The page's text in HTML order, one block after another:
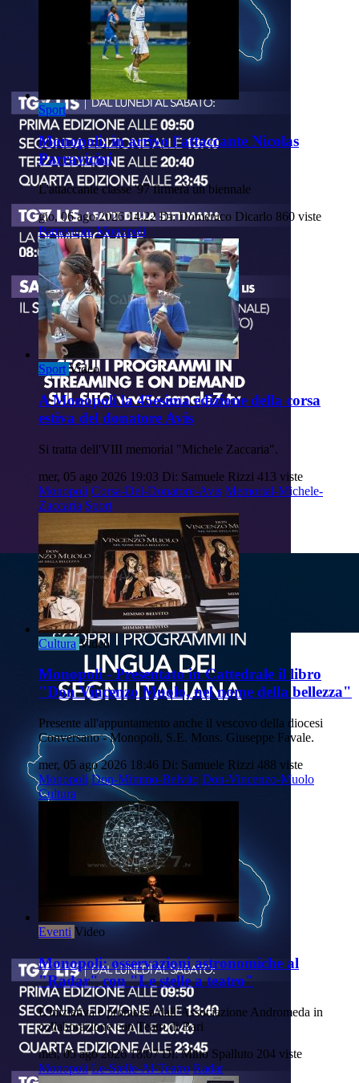
Sport
Monopoli: in arrivo l'attaccante Nicolas
Parravicini
L'attaccante classe '97 firmerà un biennale
gio, 06 ago 2026 14:22 Di: Domenico Dicarlo 860 viste
Parravicini Monopoli
Sport Video
A Monopoli la 45esima edizione della corsa
estiva del donatore Avis
Si tratta dell'VIII memorial "Michele Zaccaria".
mer, 05 ago 2026 19:03 Di: Samuele Rizzi 413 viste
Monopoli Corsa-Del-Donatore-Avis Memorial-Michele-
Zaccaria Sport
Cultura Video
Monopoli - Presentato in Cattedrale il libro
"Don Vincenzo Muolo, nel nome della bellezza"
Presente all'appuntamento anche il vescovo della diocesi
Conversano - Monopoli, S.E. Mons. Giuseppe Favale.
mer, 05 ago 2026 18:46 Di: Samuele Rizzi 488 viste
Monopoli Don-Mimmo-Belvito Don-Vincenzo-Muolo
Cultura
Eventi Video
Monopoli: osservazioni astronomiche al
"Radar" con "Le stelle a teatro"
L'iniziativa è promossa dall’Associazione Andromeda in
collaborazione con Teatri di Bari
mer, 05 ago 2026 18:07 Di: Mino Spalluto 204 viste
Monopoli Le-Stelle-Al-Teatro Radar